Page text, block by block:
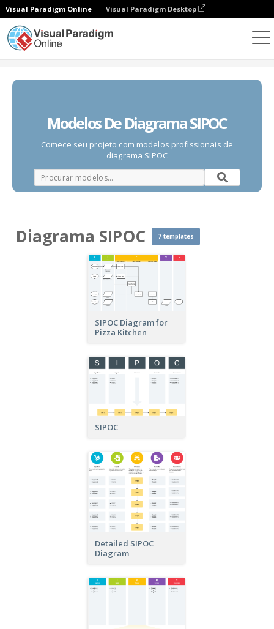
Visual Paradigm Online Visual Paradigm Desktop
Modelos De Diagrama SIPOC
Comece seu projeto com modelos profissionais de
diagrama SIPOC
Diagrama SIPOC 7 templates
SIPOC Diagram for
Pizza Kitchen
SIPOC
Detailed SIPOC
Diagram